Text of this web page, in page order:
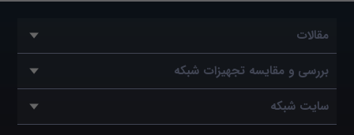
مقالات
بررسی و مقایسه تجهیزات شبکه
سایت شبکه